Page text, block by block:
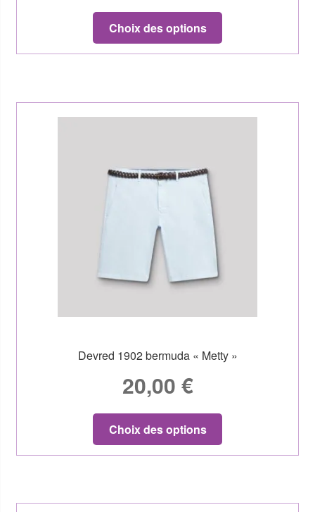
Choix des options
Devred 1902 bermuda « Metty »
20,00 €
Choix des options